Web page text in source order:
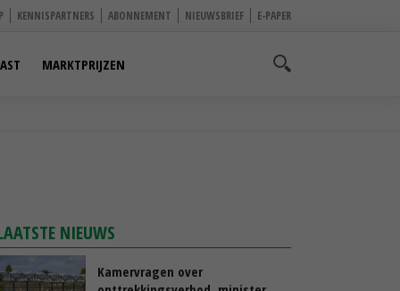
KENNISPARTNERS ABONNEMENT NIEUWSBRIEF E-PAPER
MARKTPRIJZEN
NIEUWS
Kamervragen over